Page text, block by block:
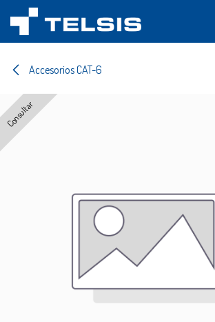
Ir al contenido
Accesorios CAT-6
Consultar